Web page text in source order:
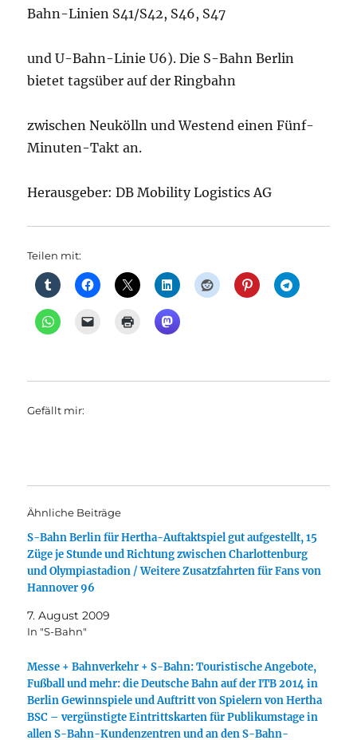
Bahn-Linien S41/S42, S46, S47
und U-Bahn-Linie U6). Die S-Bahn Berlin
bietet tagsüber auf der Ringbahn
zwischen Neukölln und Westend einen Fünf-
Minuten-Takt an.
Herausgeber: DB Mobility Logistics AG
Teilen mit:
Gefällt mir:
Ähnliche Beiträge
S-Bahn Berlin für Hertha-Auftaktspiel gut aufgestellt, 15
Züge je Stunde und Richtung zwischen Charlottenburg
und Olympiastadion / Weitere Zusatzfahrten für Fans von
Hannover 96
7. August 2009
In "S-Bahn"
Messe + Bahnverkehr + S-Bahn: Touristische Angebote,
Fußball und mehr: die Deutsche Bahn auf der ITB 2014 in
Berlin Gewinnspiele und Auftritt von Spielern von Hertha
BSC – vergünstigte Eintrittskarten für Publikumstage in
allen S-Bahn-Kundenzentren und an den S-Bahn-